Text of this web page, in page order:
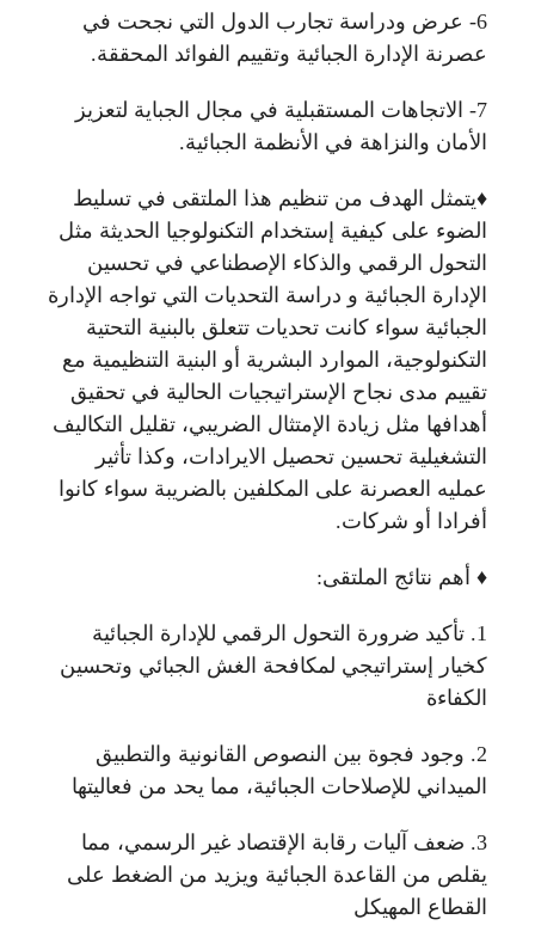
6- عرض ودراسة تجارب الدول التي نجحت في
عصرنة الإدارة الجبائية وتقييم الفوائد المحققة.
7- الاتجاهات المستقبلية في مجال الجباية لتعزيز
الأمان والنزاهة في الأنظمة الجبائية.
♦️يتمثل الهدف من تنظيم هذا الملتقى في تسليط
الضوء على كيفية إستخدام التكنولوجيا الحديثة مثل
التحول الرقمي والذكاء الإصطناعي في تحسين
الإدارة الجبائية و دراسة التحديات التي تواجه الإدارة
الجبائية سواء كانت تحديات تتعلق بالبنية التحتية
التكنولوجية، الموارد البشرية أو البنية التنظيمية مع
تقييم مدى نجاح الإستراتيجيات الحالية في تحقيق
أهدافها مثل زيادة الإمتثال الضريبي، تقليل التكاليف
التشغيلية تحسين تحصيل الايرادات، وكذا تأثير
عمليه العصرنة على المكلفين بالضريبة سواء كانوا
أفرادا أو شركات.
♦️ أهم نتائج الملتقى:
1. تأكيد ضرورة التحول الرقمي للإدارة الجبائية
كخيار إستراتيجي لمكافحة الغش الجبائي وتحسين
الكفاءة
2. وجود فجوة بين النصوص القانونية والتطبيق
الميداني للإصلاحات الجبائية، مما يحد من فعاليتها
3. ضعف آليات رقابة الإقتصاد غير الرسمي، مما
يقلص من القاعدة الجبائية ويزيد من الضغط على
القطاع المهيكل